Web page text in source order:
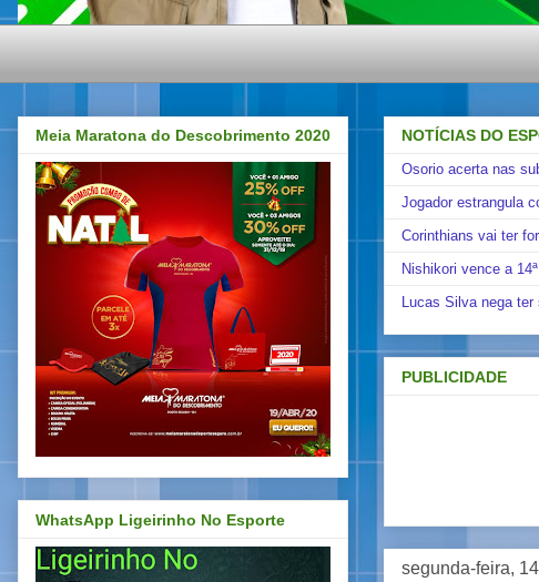
NOTÍCIAS DO
Osorio acerta nas
Jogador estrangula
Corinthians vai ter
Nishikori vence a
Lucas Silva nega
PUBLICIDADE
segunda-feira,
Meia Maratona do Descobrimento 2020
WhatsApp Ligeirinho No Esporte